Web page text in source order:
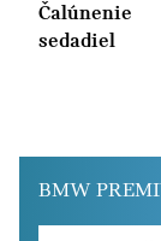
Čalúnenie
sedadiel
BMW